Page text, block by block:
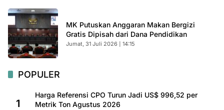
MK Putuskan Anggaran Makan Bergizi
Gratis Dipisah dari Dana Pendidikan
Jumat, 31 Juli 2026 | 14:15
POPULER
1
Harga Referensi CPO Turun Jadi US$ 996,52 per
Metrik Ton Agustus 2026